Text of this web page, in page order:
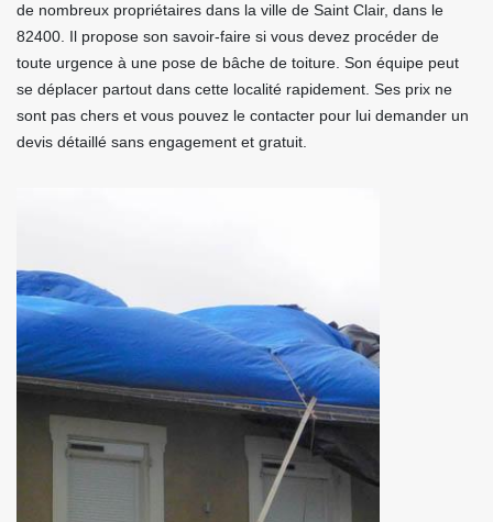
de nombreux propriétaires dans la ville de Saint Clair, dans le
82400. Il propose son savoir-faire si vous devez procéder de
toute urgence à une pose de bâche de toiture. Son équipe peut
se déplacer partout dans cette localité rapidement. Ses prix ne
sont pas chers et vous pouvez le contacter pour lui demander un
devis détaillé sans engagement et gratuit.